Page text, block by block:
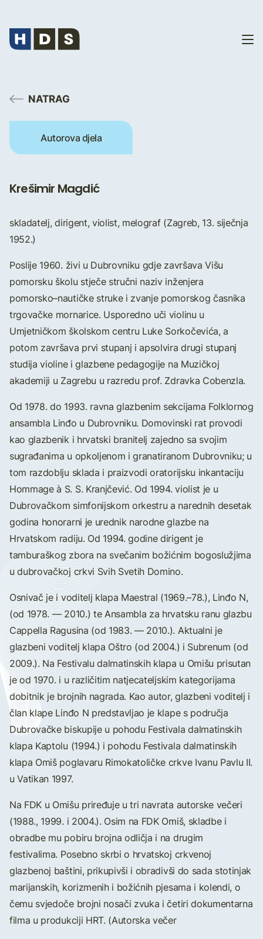
NATRAG
Autorova djela
Krešimir Magdić
skladatelj, dirigent, violist, melograf (Zagreb, 13. siječnja
1952.)
Poslije 1960. živi u Dubrovniku gdje završava Višu
pomorsku školu stječe stručni naziv inženjera
pomorsko–nautičke struke i zvanje pomorskog časnika
trgovačke mornarice. Usporedno uči violinu u
Umjetničkom školskom centru Luke Sorkočevića, a
potom završava prvi stupanj i apsolvira drugi stupanj
studija violine i glazbene pedagogije na Muzičkoj
akademiji u Zagrebu u razredu prof. Zdravka Cobenzla.
Od 1978. do 1993. ravna glazbenim sekcijama Folklornog
ansambla Linđo u Dubrovniku. Domovinski rat provodi
kao glazbenik i hrvatski branitelj zajedno sa svojim
sugrađanima u opkoljenom i granatiranom Dubrovniku; u
tom razdoblju sklada i praizvodi oratorijsku inkantaciju
Hommage à S. S. Kranjčević. Od 1994. violist je u
Dubrovačkom simfonijskom orkestru a narednih desetak
godina honorarni je urednik narodne glazbe na
Hrvatskom radiju. Od 1994. godine dirigent je
tamburaškog zbora na svečanim božićnim bogoslužjima
u dubrovačkoj crkvi Svih Svetih Domino.
Osnivač je i voditelj klapa Maestral (1969.–78.), Linđo N,
(od 1978. — 2010.) te Ansambla za hrvatsku ranu glazbu
Cappella Ragusina (od 1983. — 2010.). Aktualni je
glazbeni voditelj klapa Oštro (od 2004.) i Subrenum (od
2009.). Na Festivalu dalmatinskih klapa u Omišu prisutan
je od 1970. i u različitim natjecateljskim kategorijama
dobitnik je brojnih nagrada. Kao autor, glazbeni voditelj i
član klape Linđo N predstavljao je klape s područja
Dubrovačke biskupije u pohodu Festivala dalmatinskih
klapa Kaptolu (1994.) i pohodu Festivala dalmatinskih
klapa Omiš poglavaru Rimokatoličke crkve Ivanu Pavlu II.
u Vatikan 1997.
Na FDK u Omišu priređuje u tri navrata autorske večeri
(1988., 1999. i 2004.). Osim na FDK Omiš, skladbe i
obradbe mu pobiru brojna odličja i na drugim
festivalima. Posebno skrbi o hrvatskoj crkvenoj
glazbenoj baštini, prikupivši i obradivši do sada stotinjak
marijanskih, korizmenih i božićnih pjesama i kolendi, o
čemu svjedoče brojni nosači zvuka i četiri dokumentarna
filma u produkciji HRT. (Autorska večer